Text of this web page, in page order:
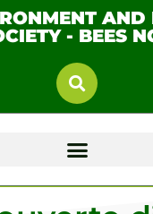
AND
- BEES